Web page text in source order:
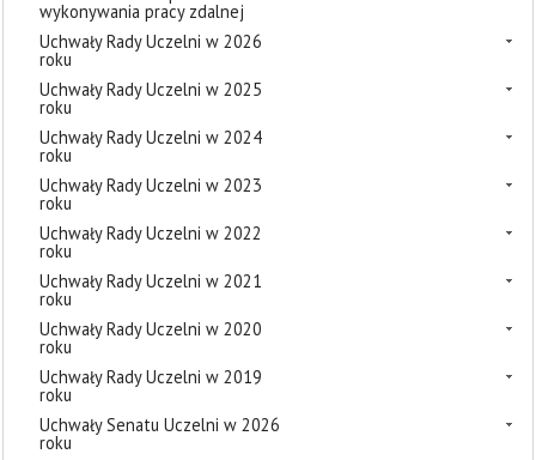
wykonywania pracy zdalnej
Uchwały Rady Uczelni w 2026
roku
Uchwały Rady Uczelni w 2025
roku
Uchwały Rady Uczelni w 2024
roku
Uchwały Rady Uczelni w 2023
roku
Uchwały Rady Uczelni w 2022
roku
Uchwały Rady Uczelni w 2021
roku
Uchwały Rady Uczelni w 2020
roku
Uchwały Rady Uczelni w 2019
roku
Uchwały Senatu Uczelni w 2026
roku